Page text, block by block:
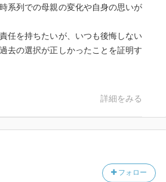
系列での母親の変化や自身の思いが
任を持ちたいが、いつも後悔しない
去の選択が正しかったことを証明す
詳細をみる
フォロー